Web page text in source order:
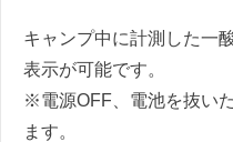
キャンプ中に計測した一
表示が可能です。
※電源OFF、電池を抜い
ます。